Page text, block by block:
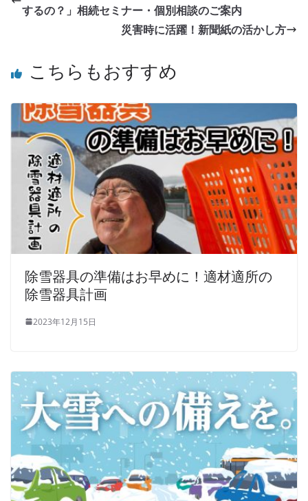
するの？」相続セミナー・個別相談のご案内
災害時に活躍！新聞紙の活かし方
こちらもおすすめ
除雪器具の準備はお早めに！適材適所の
除雪器具計画
2023年12月15日